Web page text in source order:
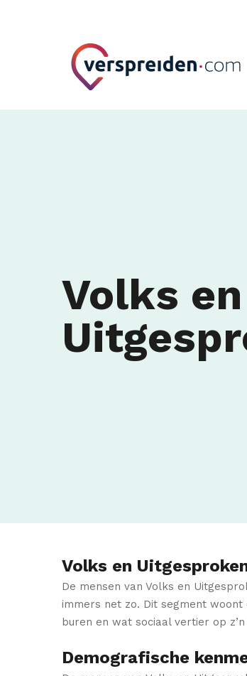
Volks en
Volks en
De mensen van Volks en
immers net zo. Dit segment
buren en wat sociaal vertier op
Demografische